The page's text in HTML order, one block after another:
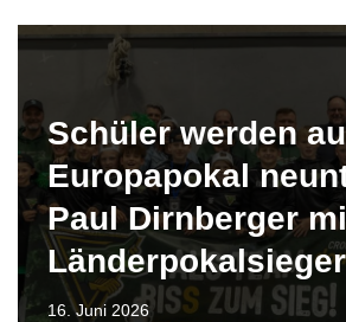
Schüler werden
Europapokal
Paul Dirnberger
Länderpokalsieger
16. Juni 2026